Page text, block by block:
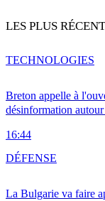
LES PLUS
Breton appelle à
désinformation autour
16:44
TECHNOLOGIES
La Bulgarie va faire
DÉFENSE